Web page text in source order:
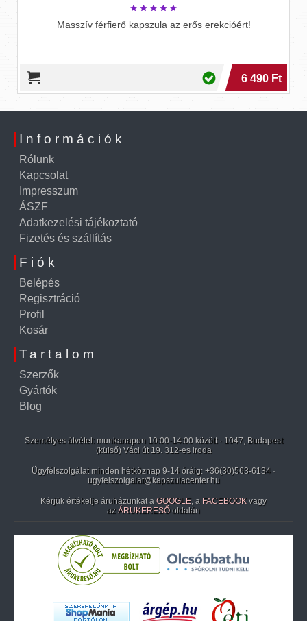
Masszív férfierő kapszula az erős erekcióért!
6 490 Ft
Információk
Rólunk
Kapcsolat
Impresszum
ÁSZF
Adatkezelési tájékoztató
Fizetés és szállítás
Fiók
Belépés
Regisztráció
Profil
Kosár
Tartalom
Szerzők
Gyártók
Blog
Személyes átvétel: munkanapon 10:00-14:00 között · 1047, Budapest
(külső) Váci út 19. 312-es iroda
Ügyfélszolgálat minden hétköznap 9-14 óráig: +36(30)563-6134 ·
ugyfelszolgalat@kapszulacenter.hu
Kérjük értékelje áruházunkat a GOOGLE, a FACEBOOK vagy
az ÁRUKERESŐ oldalán